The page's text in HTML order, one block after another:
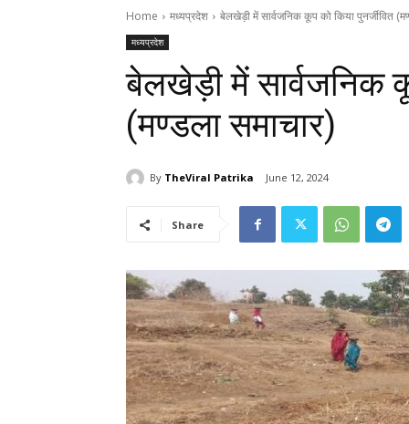
Home मध्यप्रदेश बेलखेड़ी में सार्वजनिक कूप को किया पुनर्जीवित
मध्यप्रदेश
बेलखेड़ी में सार्वजनिक
(मण्‍डला समाचार)
By TheViral Patrika June 12, 2024
Share